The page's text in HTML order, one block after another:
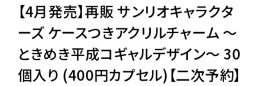
【4月発売】再販 サンリオキャラクタ
ーズ ケースつきアクリルチャーム 〜
ときめき平成コギャルデザイン〜 30
個入り (400円カプセル)【二次予約】